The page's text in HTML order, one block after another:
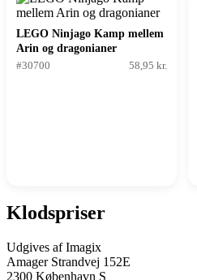
LEGO Ninjago Kamp mellem
Arin og dragonianer
#30700
58,95 kr.
Klodspriser
Udgives af Imagix
Amager Strandvej 152E
2300 København S